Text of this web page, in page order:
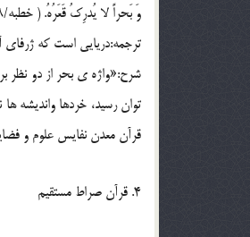
وَ بَحراً لا یُدرِکُ قَعَرُهُ. ( خطبه/198 )
ترجمه:دریایی است که
شرح:«واژه ی بحر از دو نظر
توان رسید، خردها واندیشه
قرآن معدن نفایس علوم و
4. قرآن صراط مستقیم